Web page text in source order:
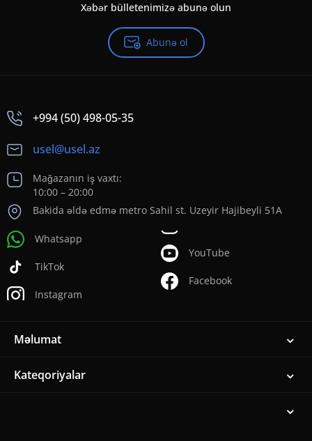
Xəbər bülletenimizə abunə olun
Abunə ol
+994 (50) 498-05-35
usel@usel.az
Mağazanın iş vaxtı:
10:00 – 20:00
Bakida əldə edmə metro Sahil st. Uzeyir Hajibeyli 51A
Whatsapp
TikTok
Instagram
YouTube
Facebook
Məlumat
Kateqoriyalar